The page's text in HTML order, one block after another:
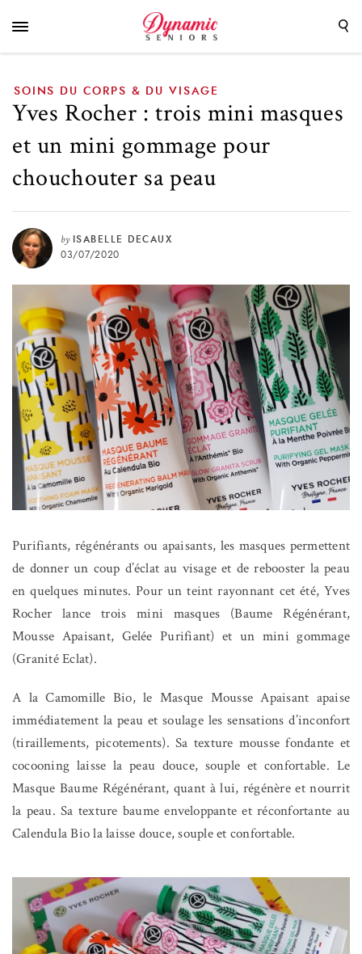
gommage pour chouchouter sa peau
SOINS DU CORPS & DU VISAGE
Yves Rocher : trois mini masques
et un mini gommage pour
chouchouter sa peau
by ISABELLE DECAUX
03/07/2020
Purifiants, régénérants ou apaisants, les masques permettent
de donner un coup d’éclat au visage et de rebooster la peau
en quelques minutes. Pour un teint rayonnant cet été, Yves
Rocher lance trois mini masques (Baume Régénérant,
Mousse Apaisant, Gelée Purifiant) et un mini gommage
(Granité Eclat).
A la Camomille Bio, le Masque Mousse Apaisant apaise
immédiatement la peau et soulage les sensations d’inconfort
(tiraillements, picotements). Sa texture mousse fondante et
cocooning laisse la peau douce, souple et confortable. Le
Masque Baume Régénérant, quant à lui, régénère et nourrit
la peau. Sa texture baume enveloppante et réconfortante au
Calendula Bio la laisse douce, souple et confortable.